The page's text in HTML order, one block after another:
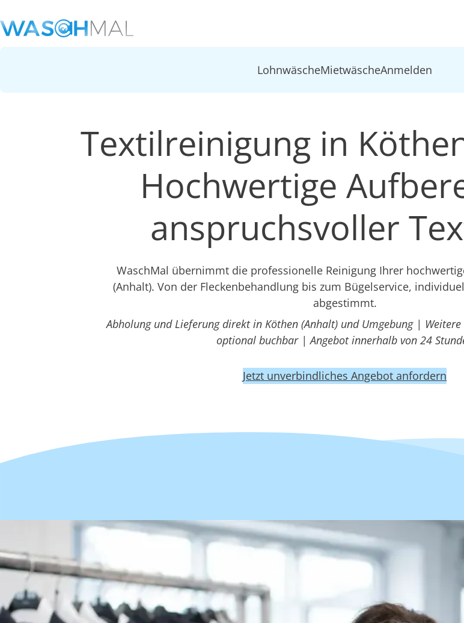
LohnwäscheMietwäscheAnmelden
Textilreinigung in
Hochwertige
anspruchsvoller
WaschMal übernimmt die professionelle Reinigung Ihrer
(Anhalt). Von der Fleckenbehandlung bis zum Bügelservice,
abgestimmt.
Abholung und Lieferung direkt in Köthen (Anhalt) und Umgebung | Weitere
optional buchbar | Angebot innerhalb von 24
Jetzt unverbindliches Angebot anfordern